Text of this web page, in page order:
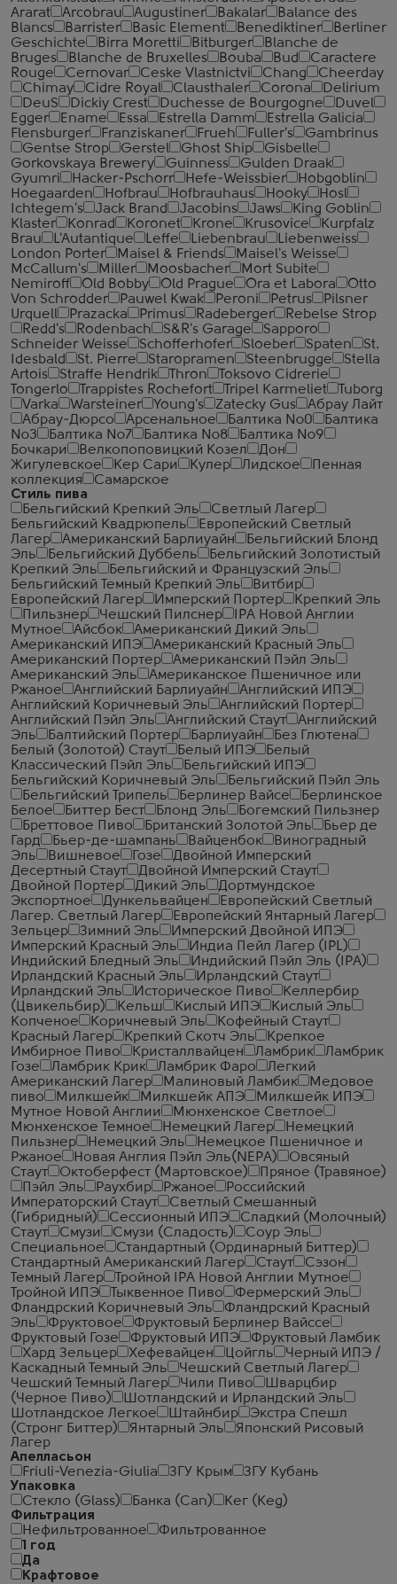
Ararat
Arcobrau Augustiner Bakalar
Balance des
Blancs
Barrister Basic Element Benediktiner
Berliner
Geschichte
Birra Moretti Bitburger
Blanche de
Bruges
Blanche de Bruxelles Bouba Bud
Caractere
Rouge
Cernovar Ceske Vlastnictvi Chang
Cheerday
Chimay
Cidre Royal Clausthaler Corona
Delirium
DeuS
Dickiy Crest Duchesse de Bourgogne
Duvel
Egger
Ename Essa Estrella Damm
Estrella Galicia
Flensburger
Franziskaner Frueh Fuller's
Gambrinus
Gentse Strop
Gerstel Ghost Ship
Gisbelle
Gorkovskaya Brewery
Guinness
Gulden Draak
Gyumri
Hacker-Pschorr Hefe-Weissbier
Hobgoblin
Hoegaarden
Hofbrau Hofbrauhaus Hooky
Hosl
Ichtegem's
Jack Brand Jacobins Jaws
King Goblin
Klaster
Konrad Koronet Krone Krusovice
Kurpfalz
Brau
L'Autantique Leffe Liebenbrau
Liebenweiss
London Porter
Maisel & Friends
Maisel's Weisse
McCallum's
Miller Moosbacher
Mort Subite
Nemiroff
Old Bobby Old Prague Ora et Labora
Otto
Von Schrodder
Pauwel Kwak Peroni Petrus
Pilsner
Urquell
Prazacka Primus Radeberger
Rebelse Strop
Redd's
Rodenbach S&R's Garage
Sapporo
Schneider Weisse
Schofferhofer Sloeber Spaten
St.
Idesbald
St. Pierre Staropramen Steenbrugge
Stella
Artois
Straffe Hendrik Thron
Toksovo Cidrerie
Tongerlo
Trappistes Rochefort Tripel Karmeliet
Tuborg
Varka
Warsteiner Young's Zatecky Gus
Абрау Лайт
Абрау-Дюрсо
Арсенальное Балтика №0
Балтика
№3
Балтика №7 Балтика №8
Балтика №9
Бочкари
Велкопоповицкий Козел
Дон
Жигулевское
Кер Сари Кулер Лидское
Пенная
коллекция
Самарское
Стиль пива
Бельгийский Крепкий Эль
Светлый Лагер
Бельгийский Квадрюпель
Европейский Светлый
Лагер
Американский Барлиуайн
Бельгийский Блонд
Эль
Бельгийский Дуббель
Бельгийский Золотистый
Крепкий Эль
Бельгийский и Французский Эль
Бельгийский Темный Крепкий Эль
Витбир
Европейский Лагер
Имперский Портер
Крепкий Эль
Пильзнер
Чешский Пилснер
IPA Новой Англии
Мутное
Айсбок
Американский Дикий Эль
Американский ИПЭ
Американский Красный Эль
Американский Портер
Американский Пэйл Эль
Американский Эль
Американское Пшеничное или
Ржаное
Английский Барлиуайн
Английский ИПЭ
Английский Коричневый Эль
Английский Портер
Английский Пэйл Эль
Английский Стаут
Английский
Эль
Балтийский Портер Барлиуайн
Без Глютена
Белый (Золотой) Стаут
Белый ИПЭ
Белый
Классический Пэйл Эль
Бельгийский ИПЭ
Бельгийский Коричневый Эль
Бельгийский Пэйл Эль
Бельгийский Трипель
Берлинер Вайсе
Берлинское
Белое
Биттер Бест Блонд Эль
Богемский Пильзнер
Бреттовое Пиво
Британский Золотой Эль
Бьер де
Гард
Бьер-де-шампань Вайценбок
Виноградный
Эль
Вишневое Гозе
Двойной Имперский
Десертный Стаут
Двойной Имперский Стаут
Двойной Портер
Дикий Эль
Дортмундское
Экспортное
Дункельвайцен
Европейский Светлый
Лагер. Светлый Лагер
Европейский Янтарный Лагер
Зельцер
Зимний Эль
Имперский Двойной ИПЭ
Имперский Красный Эль
Индиа Пейл Лагер (IPL)
Индийский Бледный Эль
Индийский Пэйл Эль (IPA)
Ирландский Красный Эль
Ирландский Стаут
Ирландский Эль
Историческое Пиво
Келлербир
(Цвикельбир)
Кельш Кислый ИПЭ
Кислый Эль
Копченое
Коричневый Эль
Кофейный Стаут
Красный Лагер
Крепкий Скотч Эль
Крепкое
Имбирное Пиво
Кристаллвайцен Ламбрик
Ламбрик
Гозе
Ламбрик Крик Ламбрик Фаро
Легкий
Американский Лагер
Малиновый Ламбик
Медовое
пиво
Милкшейк Милкшейк АПЭ
Милкшейк ИПЭ
Мутное Новой Англии
Мюнхенское Светлое
Мюнхенское Темное
Немецкий Лагер
Немецкий
Пильзнер
Немецкий Эль
Немецкое Пшеничное и
Ржаное
Новая Англия Пэйл Эль(NEPA)
Овсяный
Стаут
Октоберфест (Мартовское)
Пряное (Травяное)
Пэйл Эль
Раухбир Ржаное
Российский
Императорский Стаут
Светлый Смешанный
(Гибридный)
Сессионный ИПЭ
Сладкий (Молочный)
Стаут
Смузи Смузи (Сладость)
Соур Эль
Специальное
Стандартный (Ординарный Биттер)
Стандартный Американский Лагер
Стаут
Сэзон
Темный Лагер
Тройной IPA Новой Англии Мутное
Тройной ИПЭ
Тыквенное Пиво
Фермерский Эль
Фландрский Коричневый Эль
Фландрский Красный
Эль
Фруктовое
Фруктовый Берлинер Вайссе
Фруктовый Гозе
Фруктовый ИПЭ
Фруктовый Ламбик
Хард Зельцер
Хефевайцен Цойгль
Черный ИПЭ /
Каскадный Темный Эль
Чешский Светлый Лагер
Чешский Темный Лагер
Чили Пиво
Шварцбир
(Черное Пиво)
Шотландский и Ирландский Эль
Шотландское Легкое
Штайнбир
Экстра Спешл
(Стронг Биттер)
Янтарный Эль
Японский Рисовый
Лагер
Апелласьон
Friuli-Venezia-Giulia
ЗГУ Крым
ЗГУ Кубань
Упаковка
Стекло (Glass)
Банка (Can)
Кег (Keg)
Фильтрация
Нефильтрованное
Фильтрованное
1 год
Да
Крафтовое